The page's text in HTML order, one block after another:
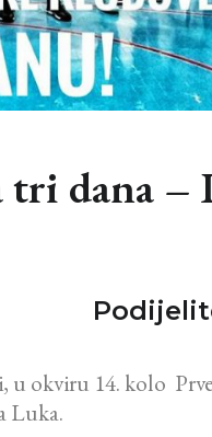
tri dana –
u okviru 14. kolo
Luka.